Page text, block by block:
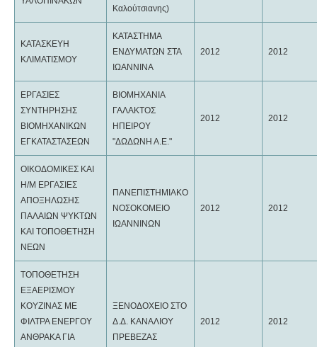
Καλούτσιανης)
ΚΑΤΑΣΚΕΥΗ
ΚΛΙΜΑΤΙΣΜΟΥ
ΚΑΤΑΣΤΗΜΑ
ΕΝΔΥΜΑΤΩΝ ΣΤΑ
ΙΩΑΝΝΙΝΑ
2012 2012
ΕΡΓΑΣΙΕΣ
ΣΥΝΤΗΡΗΣΗΣ
ΒΙΟΜΗΧΑΝΙΚΩΝ
ΕΓΚΑΤΑΣΤΑΣΕΩΝ
ΒΙΟΜΗΧΑΝΙΑ
ΓΑΛΑΚΤΟΣ
ΗΠΕΙΡΟΥ
"ΔΩΔΩΝΗ Α.Ε."
2012 2012
ΟΙΚΟΔΟΜΙΚΕΣ ΚΑΙ
Η/Μ ΕΡΓΑΣΙΕΣ
ΑΠΟΞΗΛΩΣΗΣ
ΠΑΛΑΙΩΝ ΨΥΚΤΩΝ
ΚΑΙ ΤΟΠΟΘΕΤΗΣΗ
ΝΕΩΝ
ΠΑΝΕΠΙΣΤΗΜΙΑΚΟ
ΝΟΣΟΚΟΜΕΙΟ
ΙΩΑΝΝΙΝΩΝ
2012 2012
ΤΟΠΟΘΕΤΗΣΗ
ΕΞΑΕΡΙΣΜΟΥ
ΚΟΥΖΙΝΑΣ ΜΕ
ΦΙΛΤΡΑ ΕΝΕΡΓΟΥ
ΑΝΘΡΑΚΑ ΓΙΑ
ΞΕΝΟΔΟΧΕΙΟ ΣΤΟ
Δ.Δ. ΚΑΝΑΛΙΟΥ
ΠΡΕΒΕΖΑΣ
2012 2012